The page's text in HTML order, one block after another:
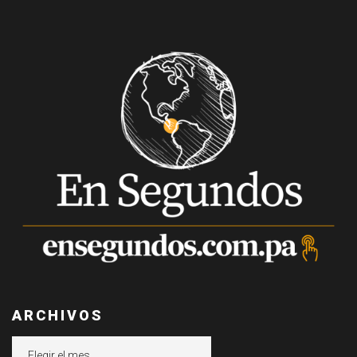
ARCHIVOS